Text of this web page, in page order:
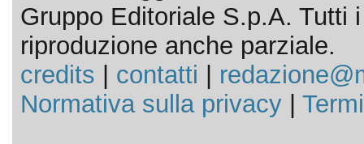
Gruppo Editoriale S.p.A. Tutti
riproduzione anche parziale.
credits
contatti
Normativa sulla privacy|